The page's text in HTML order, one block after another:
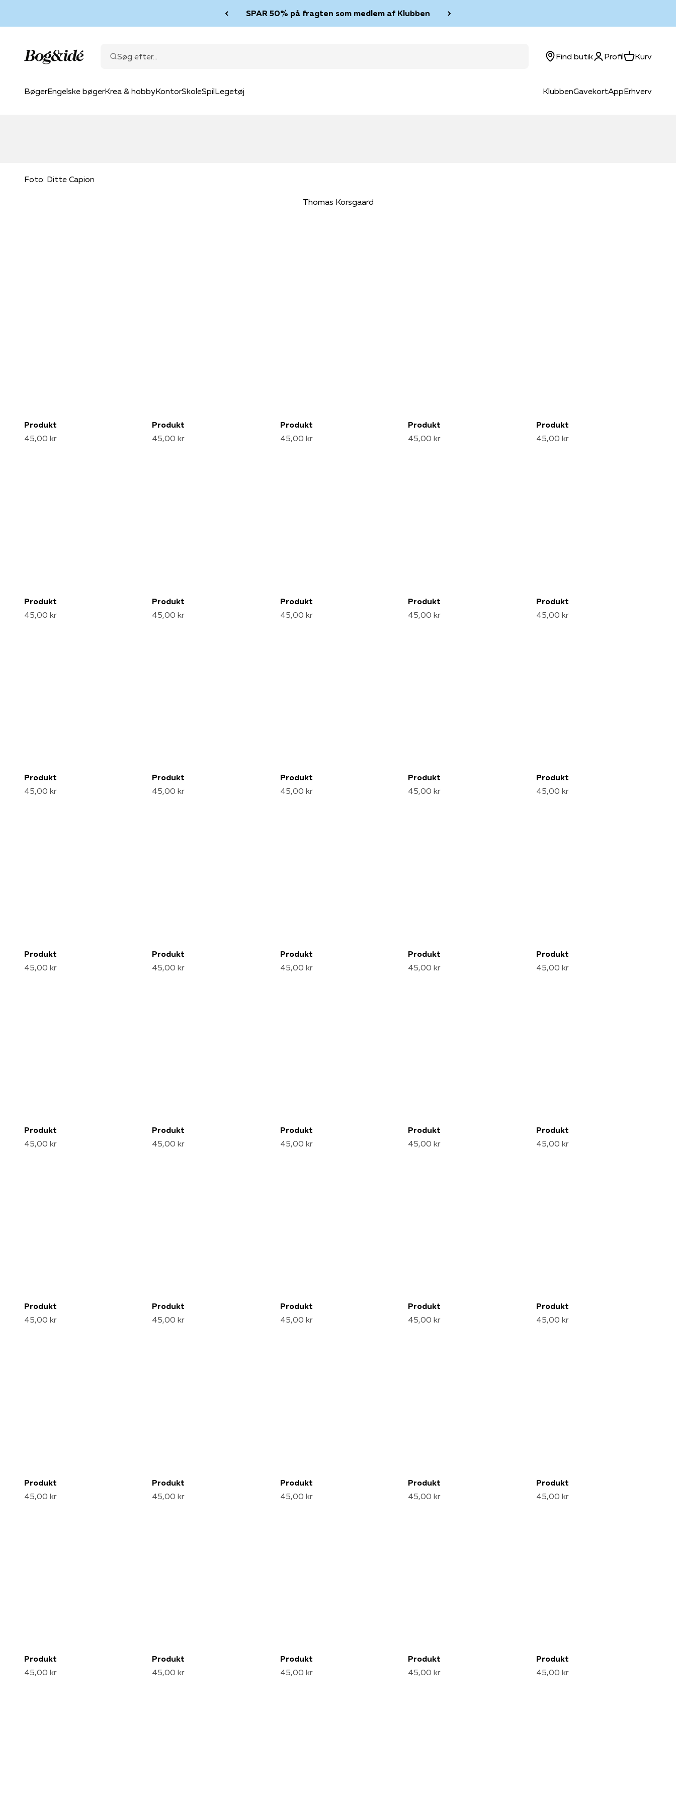
SPAR 50% på fragten som medlem af Klubben
BøgerEngelske bøgerKrea & hobbyKontorSkoleSpilLegetøj KlubbenGavekortAppErhverv
Søg efter...
Bog & idé Find butikLog ind
ProfilKurvKurv
Foto: Ditte Capion
Thomas Korsgaard
Produkt
45,00 kr
Produkt
45,00 kr
Produkt
45,00 kr
Produkt
45,00 kr
Produkt
45,00 kr
Produkt
45,00 kr
Produkt
45,00 kr
Produkt
45,00 kr
Produkt
45,00 kr
Produkt
45,00 kr
Produkt
45,00 kr
Produkt
45,00 kr
Produkt
45,00 kr
Produkt
45,00 kr
Produkt
45,00 kr
Produkt
45,00 kr
Produkt
45,00 kr
Produkt
45,00 kr
Produkt
45,00 kr
Produkt
45,00 kr
Produkt
45,00 kr
Produkt
45,00 kr
Produkt
45,00 kr
Produkt
45,00 kr
Produkt
45,00 kr
Produkt
45,00 kr
Produkt
45,00 kr
Produkt
45,00 kr
Produkt
45,00 kr
Produkt
45,00 kr
Produkt
45,00 kr
Produkt
45,00 kr
Produkt
45,00 kr
Produkt
45,00 kr
Produkt
45,00 kr
Produkt
45,00 kr
Produkt
45,00 kr
Produkt
45,00 kr
Produkt
45,00 kr
Produkt
45,00 kr